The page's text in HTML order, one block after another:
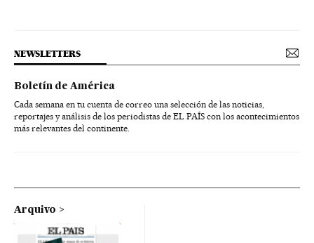
NEWSLETTERS
Boletín de América
Cada semana en tu cuenta de correo una selección de las noticias,
reportajes y análisis de los periodistas de EL PAÍS con los acontecimientos
más relevantes del continente.
Arquivo